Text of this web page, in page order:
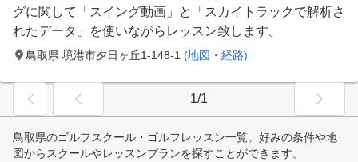
グに関して「スイング動画」と「スカイトラックで解析さ
れたデータ」を使いながらレッスン致します。
鳥取県 境港市夕日ヶ丘1-148-1 (地図・経路)
1/1
鳥取県のゴルフスクール・ゴルフレッスン一覧。好みの条件や地
図からスクールやレッスンプランを探すことができます。